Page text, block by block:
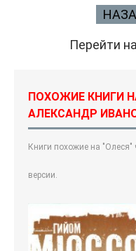
Перейти
ПОХОЖИЕ КНИГИ
АЛЕКСАНДР
Книги похожие на "Олеся"
версии.